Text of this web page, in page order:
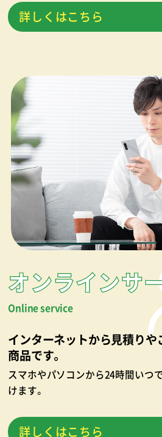
詳しくはこちら
オンラインサ
Online service
インターネットから見積り
商品です。
スマホやパソコンから24時間いつ
けます。
詳しくはこちら